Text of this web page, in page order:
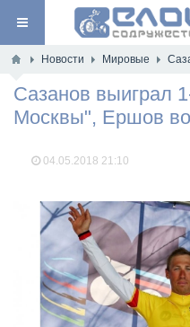
Новости Мировые
Сазанов выиграл
Москвы", Ершов
04.05.2018 21:10